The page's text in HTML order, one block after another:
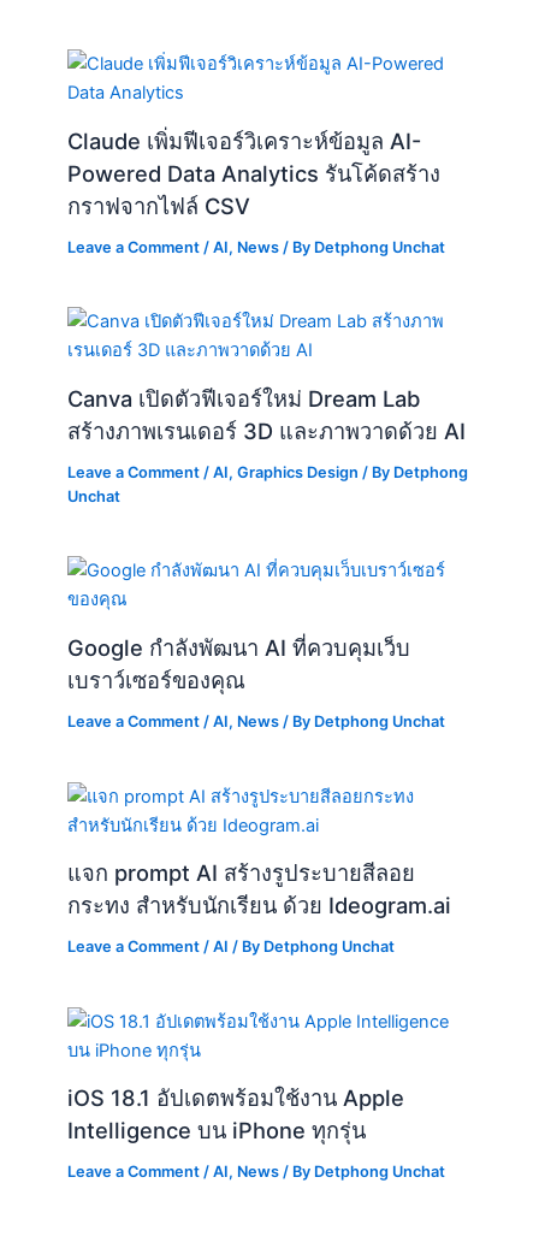
Claude เพิ่มฟีเจอร์วิเคราะห์ข้อมูล AI-
Powered Data Analytics รันโค้ดสร้าง
กราฟจากไฟล์ CSV
Leave a Comment /AI, News / By Detphong Unchat
Canva เปิดตัวฟีเจอร์ใหม่ Dream Lab
สร้างภาพเรนเดอร์ 3D และภาพวาดด้วย AI
Leave a Comment /AI,Graphics Design / By Detphong
Unchat
Google กำลังพัฒนา AI ที่ควบคุมเว็บ
เบราว์เซอร์ของคุณ
Leave a Comment /AI, News / By Detphong Unchat
แจก prompt AI สร้างรูประบายสีลอย
กระทง สำหรับนักเรียน ด้วย Ideogram.ai
Leave a Comment /AI / By Detphong Unchat
iOS 18.1 อัปเดตพร้อมใช้งาน Apple
Intelligence บน iPhone ทุกรุ่น
Leave a Comment /AI, News / By Detphong Unchat